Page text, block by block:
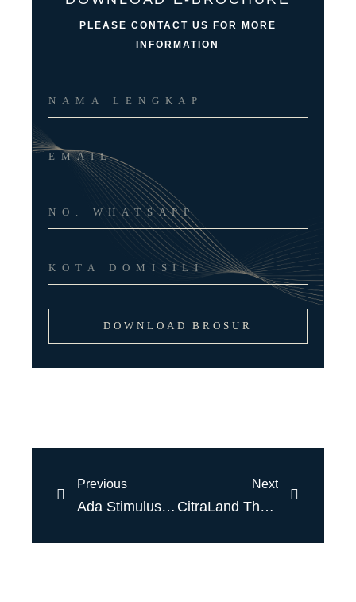
PLEASE CONTACT US FOR MORE
INFORMATION
DOWNLOAD BROSUR
Previous
Ada Stimulus Free PPN DTP, CitraLand The GreenLake Hadirkan Rumah Rp2 Miliaran
Next
CitraLand The GreenLake Luncurkan Rumah Mewah Hanya Rp2 Miliar